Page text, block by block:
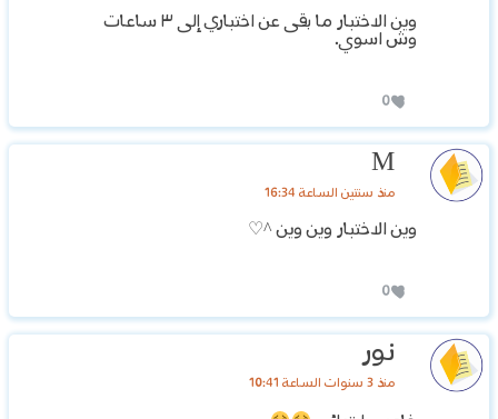
وين الاختبار ما بقى عن اختباري إلى ٣ ساعات
وش اسوي.
0
M
منذ سنتين الساعة 16:34
وين الاختبار وين وين ^♡
0
نور
منذ 3 سنوات الساعة 10:41